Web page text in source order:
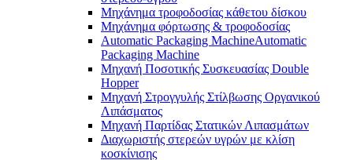
Μηχάνημα τροφοδοσίας κάθετου δίσκου
Μηχάνημα φόρτωσης & τροφοδοσίας
Automatic Packaging MachineAutomatic
Packaging Machine
Μηχανή Ποσοτικής Συσκευασίας Double
Hopper
Μηχανή Στρογγυλής Στίλβωσης Οργανικού
Λιπάσματος
Μηχανή Παρτίδας Στατικών Λιπασμάτων
Διαχωριστής στερεών υγρών με κλίση
κοσκίνισης